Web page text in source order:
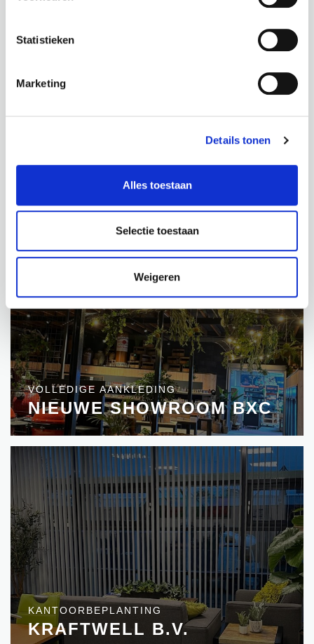
Statistieken
Marketing
Details tonen
Alles toestaan
Selectie toestaan
Weigeren
GIGANTISCHE GREEN WALL
VAN DE WETERINGEN
VOLLEDIGE AANKLEDING
NIEUWE SHOWROOM BXC
KANTOORBEPLANTING
KRAFTWELL B.V.